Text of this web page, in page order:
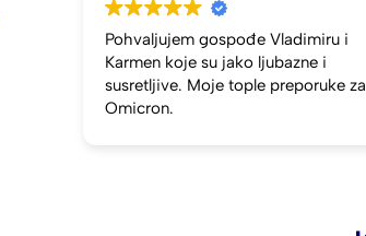
Pohvaljujem gospođe Vladimiru i
Karmen koje su jako ljubazne i
susretljive. Moje tople preporuke za
Omicron.